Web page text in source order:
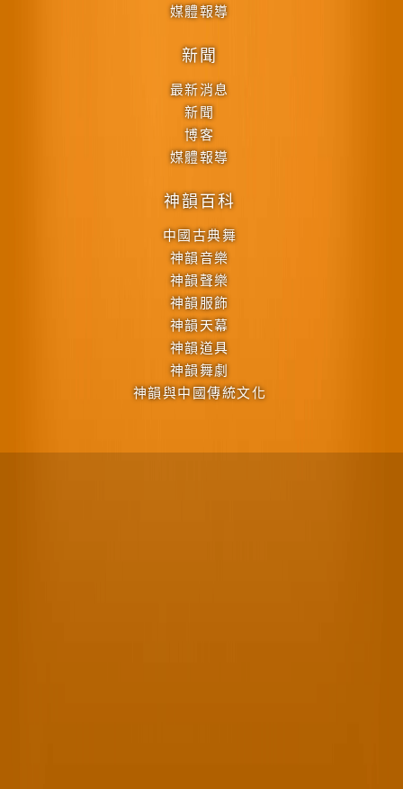
媒體報導
新聞
最新消息
新聞
博客
媒體報導
神韻百科
中國古典舞
神韻音樂
神韻聲樂
神韻服飾
神韻天幕
神韻道具
神韻舞劇
神韻與中國傳統文化